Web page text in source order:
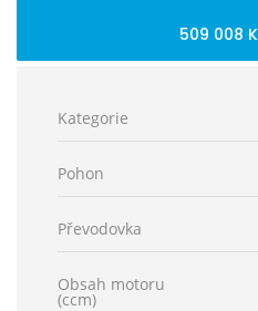
509 008
Kategorie
Pohon
Převodovka
Obsah motoru
(ccm)